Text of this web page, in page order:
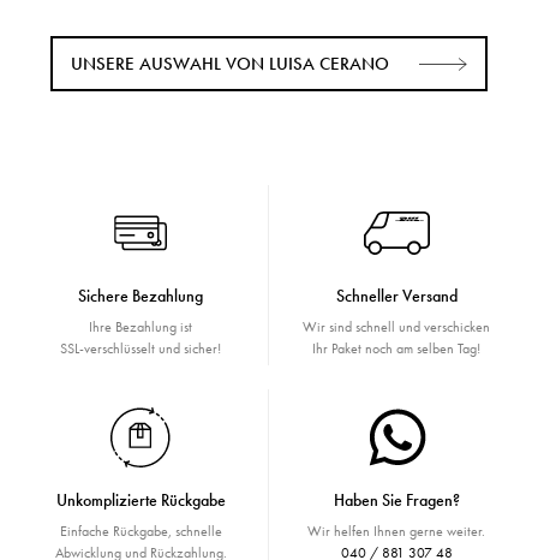
UNSERE AUSWAHL VON LUISA CERANO
Sichere Bezahlung
Ihre Bezahlung ist
SSL-verschlüsselt und sicher!
Schneller Versand
Wir sind schnell und verschicken
Ihr Paket noch am selben Tag!
Unkomplizierte Rückgabe
Einfache Rückgabe, schnelle
Abwicklung und Rückzahlung.
Haben Sie Fragen?
Wir helfen Ihnen gerne weiter.
040 / 881 307 48